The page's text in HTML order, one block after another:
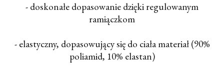
- doskonałe dopasowanie dzięki regulowanym
ramiączkom
- elastyczny, dopasowujący się do ciała materiał (90%
poliamid, 10% elastan)